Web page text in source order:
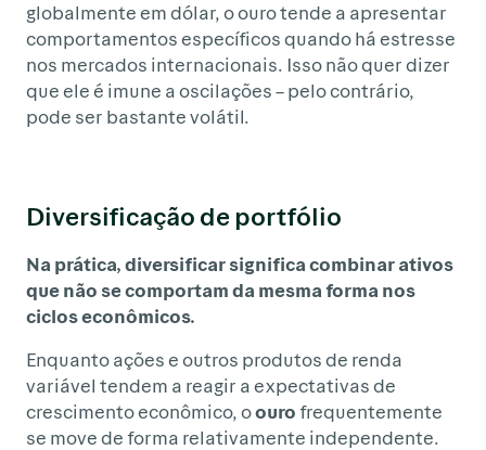
globalmente em dólar, o ouro tende a apresentar
comportamentos específicos quando há estresse
nos mercados internacionais. Isso não quer dizer
que ele é imune a oscilações – pelo contrário,
pode ser bastante volátil.
Diversificação de portfólio
Na prática, diversificar significa combinar ativos
que não se comportam da mesma forma nos
ciclos econômicos.
Enquanto ações e outros produtos de renda
variável tendem a reagir a expectativas de
crescimento econômico, oouro frequentemente
se move de forma relativamente independente.